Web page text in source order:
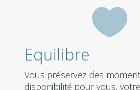

Equilibre
Vous préservez des
disponibilité pour vous,